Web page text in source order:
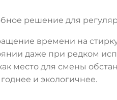
решение для
времени на
даже при редком
место для смены
и экологичнее.